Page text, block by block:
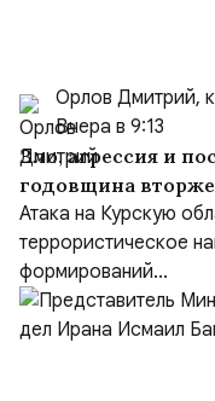
Орлов Дмитрий,
Вчера в 9:13
Зло, агрессия и
годовщина
область
Атака на Курскую
террористическое
формирований...